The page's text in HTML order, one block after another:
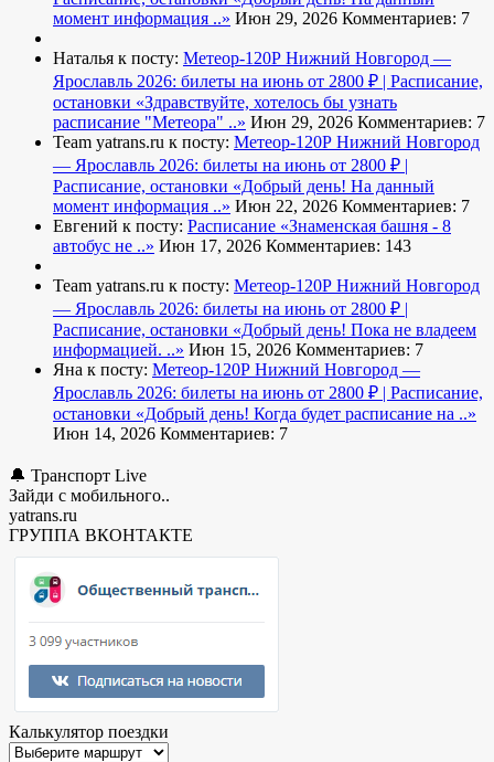
момент информация ..» Июн 29, 2026 Комментариев: 7
Наталья к посту: Метеор-120Р Нижний Новгород —
Ярославль 2026: билеты на июнь от 2800 ₽ | Расписание,
остановки «Здравствуйте, хотелось бы узнать
расписание "Метеора" ..» Июн 29, 2026 Комментариев: 7
Team yatrans.ru к посту: Метеор-120Р Нижний Новгород
— Ярославль 2026: билеты на июнь от 2800 ₽ |
Расписание, остановки «Добрый день! На данный
момент информация ..» Июн 22, 2026 Комментариев: 7
Евгений к посту: Расписание «Знаменская башня - 8
автобус не ..» Июн 17, 2026 Комментариев: 143
Team yatrans.ru к посту: Метеор-120Р Нижний Новгород
— Ярославль 2026: билеты на июнь от 2800 ₽ |
Расписание, остановки «Добрый день! Пока не владеем
информацией. ..» Июн 15, 2026 Комментариев: 7
Яна к посту: Метеор-120Р Нижний Новгород —
Ярославль 2026: билеты на июнь от 2800 ₽ | Расписание,
остановки «Добрый день! Когда будет расписание на ..»
Июн 14, 2026 Комментариев: 7
🔔 Транспорт Live
Зайди с мобильного..
yatrans.ru
ГРУППА ВКОНТАКТЕ
Калькулятор поездки